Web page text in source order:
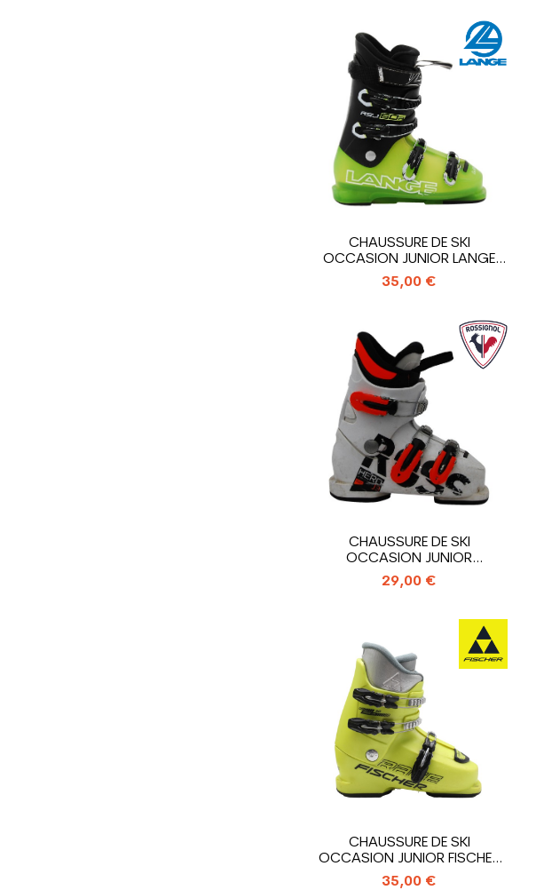
CHAUSSURE DE SKI
OCCASION JUNIOR LANGE
RSJ 60R_4...
35,00 €
CHAUSSURE DE SKI
OCCASION JUNIOR
ROSSIGNOL HERO J3_3...
29,00 €
CHAUSSURE DE SKI
OCCASION JUNIOR FISCHER
RACE_3...
35,00 €